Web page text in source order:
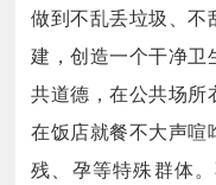
做到不乱丢垃圾、不
建，创造一个干净卫
共道德，在公共场所
在饭店就餐不大声喧
残、孕等特殊群体